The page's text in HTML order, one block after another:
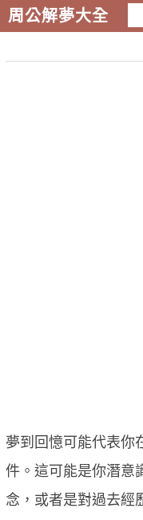
周公解夢大全
夢到回憶可能代表你
件。這可能是你潛意
念，或者是對過去經